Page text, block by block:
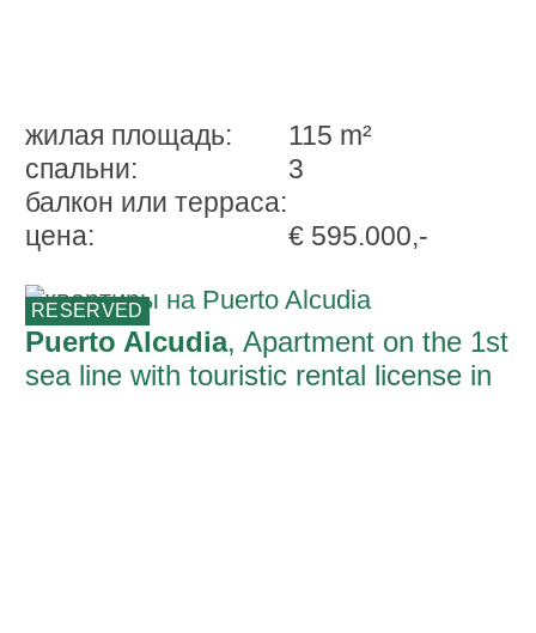
жилая площадь:
115 m²
спальни:
3
балкон или терраса:
ценa:
€ 595.000,-
RESERVED
Puerto Alcudia, Apartment on the 1st
sea line with touristic rental license in